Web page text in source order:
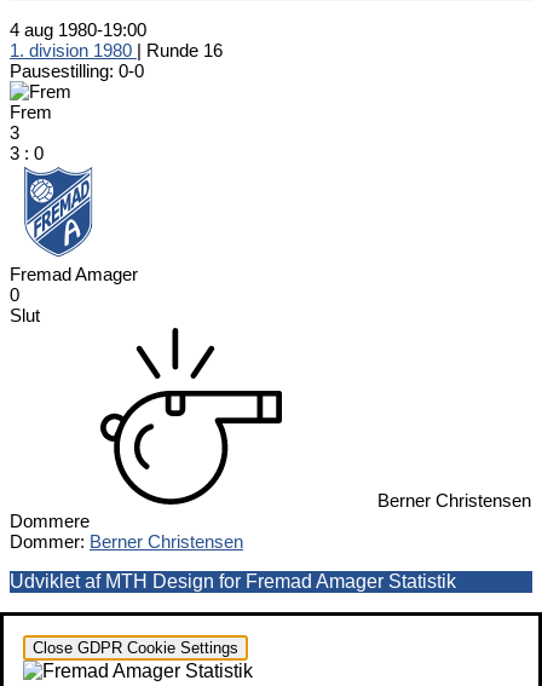
4 aug 1980-19:00
1. division 1980 | Runde 16
Pausestilling: 0-0
Frem
3
3 : 0
Fremad Amager
0
Slut
Berner Christensen
Dommere
Dommer: Berner Christensen
Udviklet af MTH Design for Fremad Amager Statistik
Close GDPR Cookie Settings